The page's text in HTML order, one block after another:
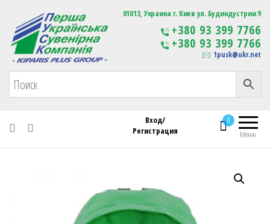
Первая Украинская Сувенирная Компания Изготовление
сувенирной продукции
с логотипом
01013, Украина г. Киев ул. Будиндустрии 9
+380 93 399 7766
+380 93 399 7766
1pusk@ukr.net
Меню
0
Вход/
Регистрация